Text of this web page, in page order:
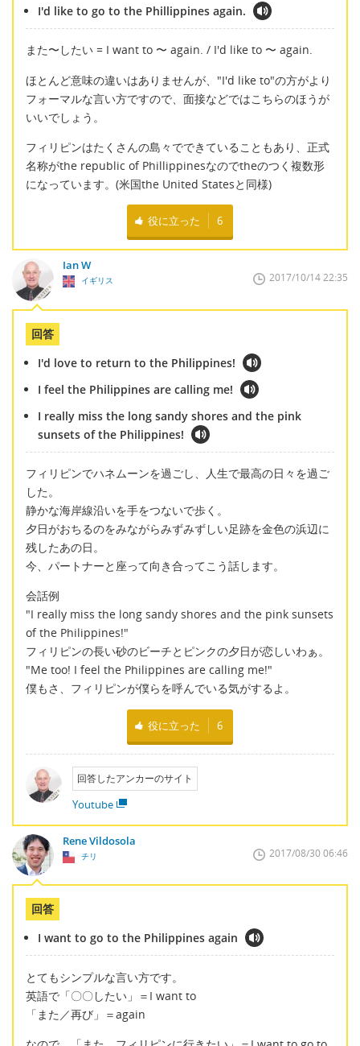
I'd like to go to the Phillippines again.
また〜したい = I want to 〜 again. / I'd like to 〜 again.
ほとんど意味の違いはありませんが、"I'd like to"の方がより
フォーマルな言い方ですので、面接などではこちらのほうが
いいでしょう。
フィリピンはたくさんの島々でできていることもあり、正式
名称がthe republic of Phillippinesなのでtheのつく複数形
になっています。(米国the United Statesと同様)
役に立った 6
Ian W
イギリス 2017/10/14 22:35
回答
I'd love to return to the Philippines!
I feel the Philippines are calling me!
I really miss the long sandy shores and the pink
sunsets of the Philippines!
フィリピンでハネムーンを過ごし、人生で最高の日々を過ご
した。
静かな海岸線沿いを手をつないで歩く。
夕日がおちるのをみながらみずみずしい足跡を金色の浜辺に
残したあの日。
今、パートナーと座って向き合ってこう話します。
会話例
"I really miss the long sandy shores and the pink sunsets
of the Philippines!"
フィリピンの長い砂のビーチとピンクの夕日が恋しいわぁ。
"Me too! I feel the Philippines are calling me!"
僕もさ、フィリピンが僕らを呼んでいる気がするよ。
役に立った 6
回答したアンカーのサイト
Youtube
Rene Vildosola
チリ 2017/08/30 06:46
回答
I want to go to the Philippines again
とてもシンプルな言い方です。
英語で「〇〇したい」＝I want to
「また／再び」＝again